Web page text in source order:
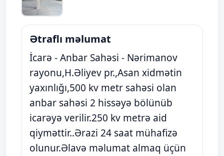
Ətraflı məlumat
İcarə - Anbar Sahəsi - Nərimanov
rayonu,H.Əliyev pr.,Asan xidmətin
yaxınlığı,500 kv metr sahəsi olan
anbar sahəsi 2 hissəyə bölünüb
icarəyə verilir.250 kv metrə aid
qiyməttir..Ərazi 24 saat mühafizə
olunur.Əlavə məlumat almaq üçün